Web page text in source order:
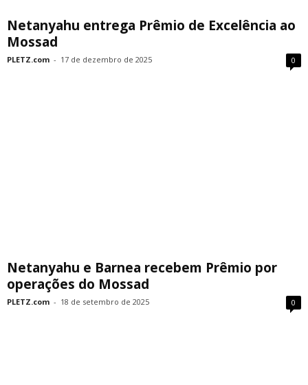
Netanyahu entrega Prêmio de Excelência ao
Mossad
PLETZ.com - 17 de dezembro de 2025 0
Netanyahu e Barnea recebem Prêmio por
operações do Mossad
PLETZ.com - 18 de setembro de 2025 0